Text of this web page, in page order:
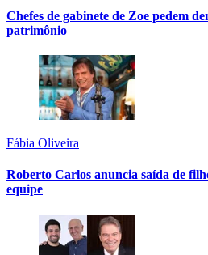
Chefes de gabinete de Zoe pedem
patrimônio
Fábia Oliveira
Roberto Carlos anuncia saída de
equipe